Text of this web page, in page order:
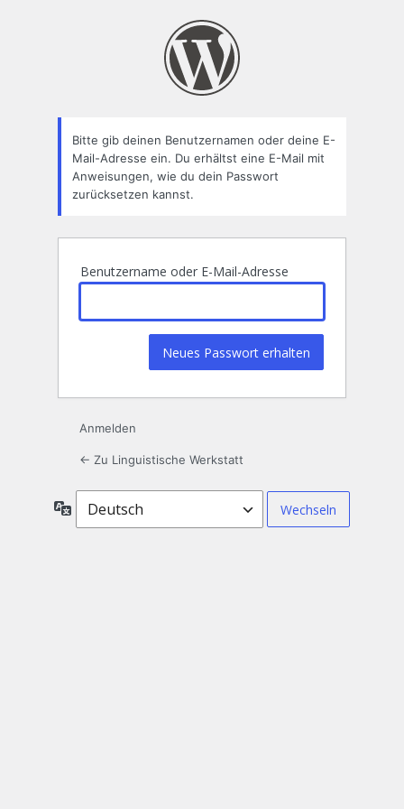
Bitte gib deinen Benutzernamen oder deine E-
Mail-Adresse ein. Du erhältst eine E-Mail mit
Anweisungen, wie du dein Passwort
zurücksetzen kannst.
Benutzername oder E-Mail-Adresse
Anmelden
← Zu Linguistische Werkstatt
Sprache